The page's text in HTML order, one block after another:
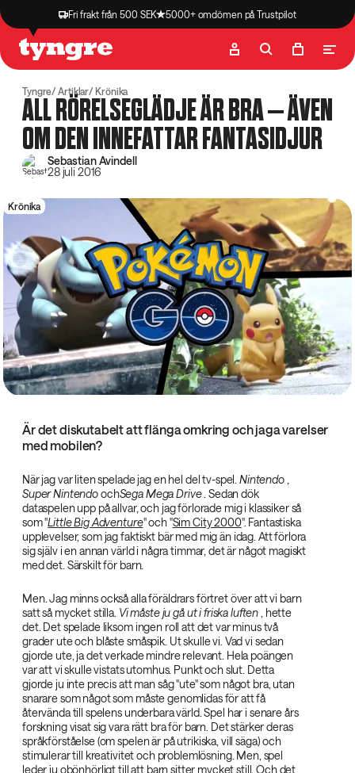
Fri frakt från 500 SEK 5000+ omdömen på Trustpilot
Butik Recept
Tyngre Artiklar Krönika
ALL RÖRELSEGLÄDJE ÄR BRA – ÄVEN
OM DEN INNEFATTAR FANTASIDJUR
Sebastian Avindell
28 juli 2016
Krönika
Är det diskutabelt att flänga omkring och jaga varelser
med mobilen?
När jag var liten spelade jag en hel del tv-spel. Nintendo‌,
Super Nintendo‌ochSega Mega Drive‌. Sedan dök
dataspelen upp på allvar, och jag förlorade mig i klassiker så
som "Little Big Adventure‌" och "Sim City 2000". Fantastiska
upplevelser, som jag faktiskt bär med mig än idag. Att förlora
sig själv i en annan värld i några timmar, det är något magiskt
med det. Särskilt för barn.
Men. Jag minns också alla föräldrars förtret över att vi barn
satt så mycket stilla. Vi måste ju gå ut i friska luften‌ , hette
det. Det spelade liksom ingen roll att det var minus två
grader ute och blåste småspik. Ut skulle vi. Vad vi sedan
gjorde ute, ja det verkade mindre relevant. Hela poängen
var att vi skulle vistats utomhus. Punkt och slut. Detta
gjorde ju inte precis att man såg "ute" som något bra, utan
snarare som något som måste genomlidas för att få
återvända till spelens underbara värld. Spel har i senare års
forskning visat sig vara rätt bra för barn. Det stärker deras
språkförståelse (om spelen är på utrikiska, vill säga) och
stimulerar till kreativitet och problemlösning. Men, spel
leder ju obönhörligt till att barn sitter mycket still. Och det